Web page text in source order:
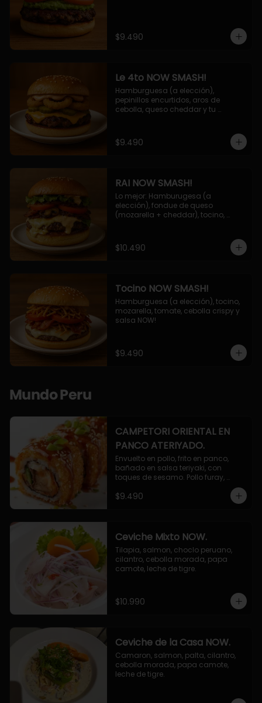
$9.490
Le 4to NOW SMASH!
Hamburguesa (a elección),
pepinillos encurtidos, aros de
cebolla, queso cheddar y tu
$9.490
RAI NOW SMASH!
Lo mejor: Hamburugesa (a
elección), fondue de queso
(mozarella + cheddar), tocino,
NOW!
$10.490
Tocino NOW SMASH!
Hamburguesa (a elección), tocino,
mozarella, tomate, cebolla crispy y
salsa NOW!
$9.490
Mundo Peru
CAMPETORI ORIENTAL EN
PANCO ATERIYADO.
Envuelto en pollo, frito en panco,
bañado en salsa teriyaki, con
toques de sesamo. Pollo furay,
queso, champiñon furay, cebollin.
$9.490
Ceviche Mixto NOW.
Tilapia, salmon, choclo peruano,
cilantro, cebolla morada, papa
camote, leche de tigre.
$10.990
Ceviche de la Casa NOW.
Camaron, salmon, palta, cilantro,
cebolla morada, papa camote,
leche de tigre.